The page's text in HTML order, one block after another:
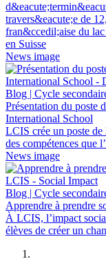
travers&eacute;e de
fran&ccedil;aise du
en Suisse
News image
Blog | Cycle
Présentation du poste
International School
LCIS crée un poste
des compétences que
News image
Blog | Cycle
Apprendre à prendre
À LCIS, l’impact
élèves de créer un